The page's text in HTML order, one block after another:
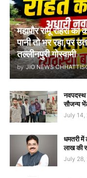
महापौर रामू रोहरा का
पानी तो भर रहा,पर
तल्लीनपुरी गोस्वामी
by JIO NEWS
नवपदस्थ
सौजन्य
July 14,
धमतरी में
लाख की
July 28,